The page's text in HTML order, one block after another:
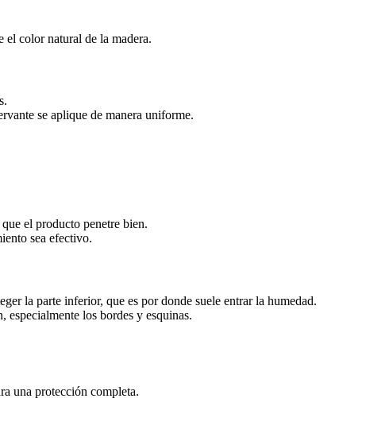
el color natural de la madera.
se aplique de manera uniforme.
el producto penetre bien.
sea efectivo.
la parte inferior, que es por donde suele entrar la humedad.
especialmente los bordes y esquinas.
una protección completa.